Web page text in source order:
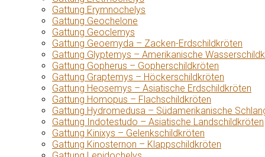
Gattung Erymnochelys
Gattung Geochelone
Gattung Geoclemys
Gattung Geoemyda – Zacken-Erdschildkröten
Gattung Glyptemys – Amerikanische
Gattung Gopherus – Gopherschildkröten
Gattung Graptemys – Höckerschildkröten
Gattung Heosemys – Asiatische Erdschildkröten
Gattung Homopus – Flachschildkröten
Gattung Hydromedusa – Südamerikanische
Gattung Indotestudo – Asiatische Landschildkröten
Gattung Kinixys – Gelenkschildkröten
Gattung Kinosternon – Klappschildkröten